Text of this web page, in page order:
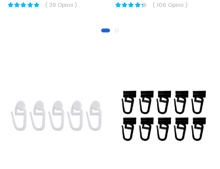
( 39 Opinii ) ( 106 Opinii )